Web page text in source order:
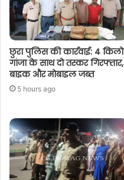
छुरा पुलिस की कार्रवाई: 4 किलो
गांजा के साथ दो तस्कर गिरफ्तार,
बाइक और मोबाइल जब्त
5 hours ago